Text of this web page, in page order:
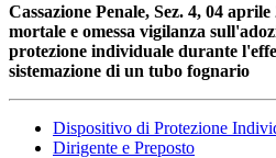
Cassazione Penale, Sez. 4, 04
mortale e omessa vigilanza
protezione individuale durante
sistemazione di un tubo fognario
Dispositivo di Protezione
Dirigente e Preposto